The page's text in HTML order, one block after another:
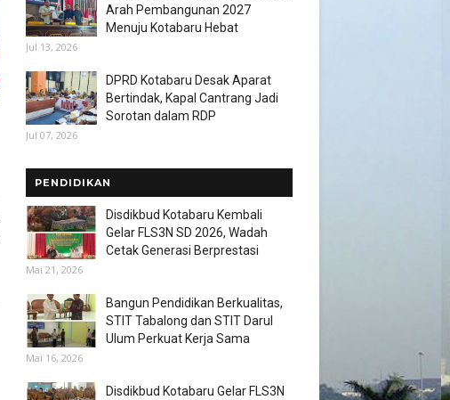
Arah Pembangunan 2027
Menuju Kotabaru Hebat
Jul 13, 2026
DPRD Kotabaru Desak Aparat
Bertindak, Kapal Cantrang Jadi
Sorotan dalam RDP
Jul 07, 2026
PENDIDIKAN
Disdikbud Kotabaru Kembali
Gelar FLS3N SD 2026, Wadah
Cetak Generasi Berprestasi
Mai 21, 2026
Bangun Pendidikan Berkualitas,
STIT Tabalong dan STIT Darul
Ulum Perkuat Kerja Sama
Mai 16, 2026
Disdikbud Kotabaru Gelar FLS3N